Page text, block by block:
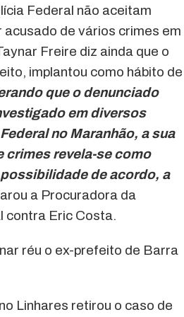
Federal não aceitam
de vários crimes em
Freire diz ainda que o
implantou como hábito de
que o denunciado
em diversos
no Maranhão, a sua
crimes revela-se como
de acordo, a
a Procuradora da
contra Eric Costa.
réu o ex-prefeito de Barra
Linhares retirou o caso de